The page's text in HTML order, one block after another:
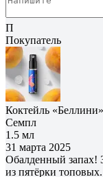
П
Покупатель
Коктейль «Беллини»
Семпл
1.5 мл
31 марта 2025
Обалденный запах!
из пятёрки